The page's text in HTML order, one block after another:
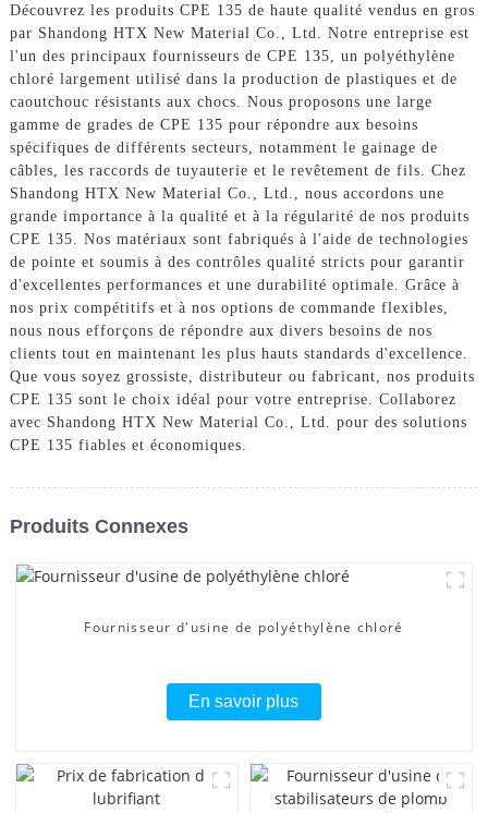
Découvrez les produits CPE 135 de haute qualité vendus en gros
par Shandong HTX New Material Co., Ltd. Notre entreprise est
l'un des principaux fournisseurs de CPE 135, un polyéthylène
chloré largement utilisé dans la production de plastiques et de
caoutchouc résistants aux chocs. Nous proposons une large
gamme de grades de CPE 135 pour répondre aux besoins
spécifiques de différents secteurs, notamment le gainage de
câbles, les raccords de tuyauterie et le revêtement de fils. Chez
Shandong HTX New Material Co., Ltd., nous accordons une
grande importance à la qualité et à la régularité de nos produits
CPE 135. Nos matériaux sont fabriqués à l'aide de technologies
de pointe et soumis à des contrôles qualité stricts pour garantir
d'excellentes performances et une durabilité optimale. Grâce à
nos prix compétitifs et à nos options de commande flexibles,
nous nous efforçons de répondre aux divers besoins de nos
clients tout en maintenant les plus hauts standards d'excellence.
Que vous soyez grossiste, distributeur ou fabricant, nos produits
CPE 135 sont le choix idéal pour votre entreprise. Collaborez
avec Shandong HTX New Material Co., Ltd. pour des solutions
CPE 135 fiables et économiques.
Produits Connexes
Fournisseur d'usine de polyéthylène chloré
En savoir plus